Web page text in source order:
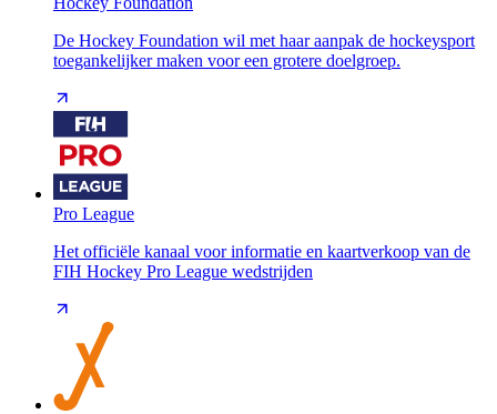
De Hockey Foundation wil met haar aanpak de hockeysport
toegankelijker maken voor een grotere doelgroep.
Pro League
Het officiële kanaal voor informatie en kaartverkoop van de
FIH Hockey Pro League wedstrijden